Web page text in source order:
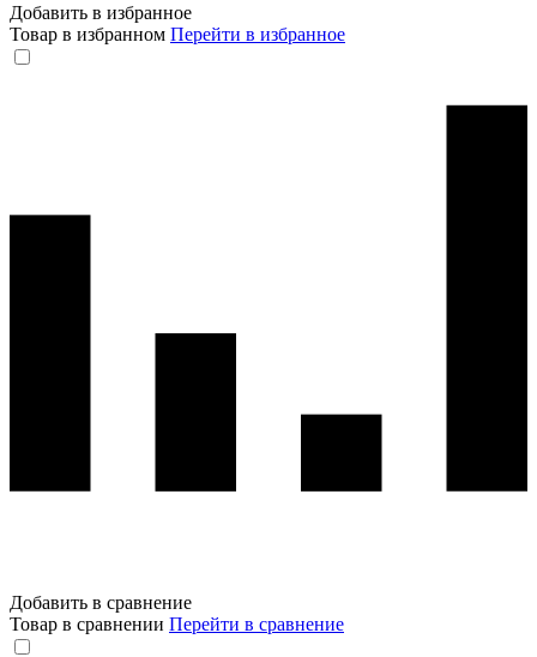
Добавить в избранное
Товар в избранном Перейти в избранное
Добавить в сравнение
Товар в сравнении Перейти в сравнение